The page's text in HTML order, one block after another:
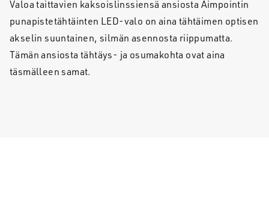
Valoa taittavien kaksoislinssiensä ansiosta Aimpointin
punapistetähtäinten LED-valo on aina tähtäimen optisen
akselin suuntainen, silmän asennosta riippumatta.
Tämän ansiosta tähtäys- ja osumakohta ovat aina
täsmälleen samat.